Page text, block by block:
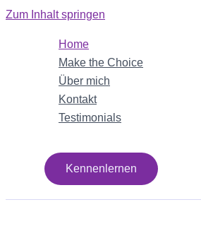
Zum Inhalt springen
Home
Make the Choice
Über mich
Kontakt
Testimonials
Kennenlernen